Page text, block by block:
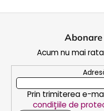
Acum nu mai
Prin trimiterea e-
condițiile de